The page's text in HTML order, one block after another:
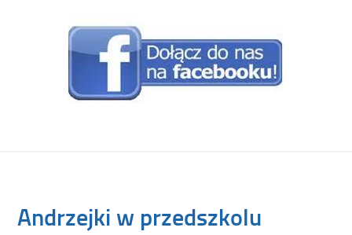
Andrzejki w przedszkolu